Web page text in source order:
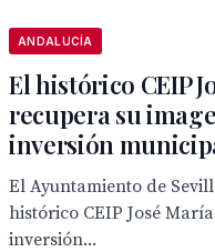
ANDALUCÍA
El histórico CEIP
recupera su
inversión
El Ayuntamiento de
histórico CEIP José
inversión...